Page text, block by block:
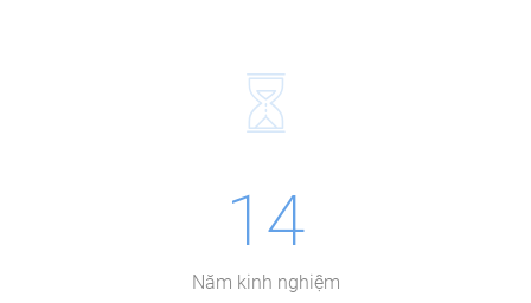
14
Năm kinh nghiệm